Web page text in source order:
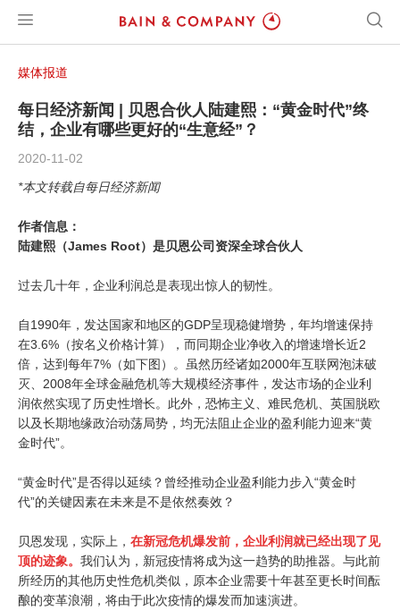
媒体报道
每日经济新闻 | 贝恩合伙人陆建熙：“黄金时代”终
结，企业有哪些更好的“生意经”？
2020-11-02
*本文转载自每日经济新闻
作者信息：
陆建熙（James Root）是贝恩公司资深全球合伙人
过去几十年，企业利润总是表现出惊人的韧性。
自1990年，发达国家和地区的GDP呈现稳健增势，年均增速保持
在3.6%（按名义价格计算），而同期企业净收入的增速增长近2
倍，达到每年7%（如下图）。虽然历经诸如2000年互联网泡沫破
灭、2008年全球金融危机等大规模经济事件，发达市场的企业利
润依然实现了历史性增长。此外，恐怖主义、难民危机、英国脱欧
以及长期地缘政治动荡局势，均无法阻止企业的盈利能力迎来“黄
金时代”。
“黄金时代”是否得以延续？曾经推动企业盈利能力步入“黄金时
代”的关键因素在未来是不是依然奏效？
贝恩发现，实际上， 在新冠危机爆发前，企业利润就已经出现了见
顶的迹象。 我们认为，新冠疫情将成为这一趋势的助推器。与此前
所经历的其他历史性危机类似，原本企业需要十年甚至更长时间酝
酿的变革浪潮，将由于此次疫情的爆发而加速演进。